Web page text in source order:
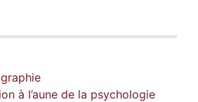
à l’aune de la psychologie